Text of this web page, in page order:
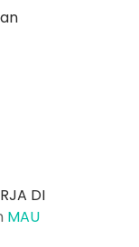
DI
MAU